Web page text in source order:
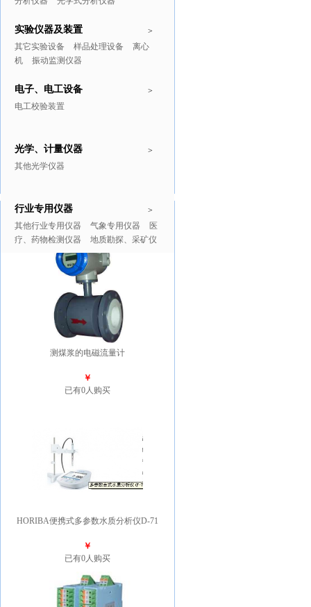
>
实验仪器及装置
其它实验设备 样品处理设备
离心
机
振动监测仪器
>
电子、电工设备
电工校验装置
>
光学、计量仪器
其他光学仪器
>
行业专用仪器
其他行业专用仪器 气象专用仪器
医
疗、药物检测仪器
地质勘探、采矿仪
推广商品 更多>>
测煤浆的电磁流量计
￥
已有0人购买
HORIBA便携式多参数水质分析仪D-71
￥
已有0人购买